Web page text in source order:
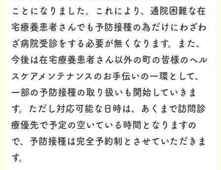
ことになりました。これにより、通院困難な在
宅療養患者さんでも予防接種の為だけにわざわ
ざ病院受診をする必要が無くなります。また、
今後は在宅療養患者さん以外の町の皆様のヘル
スケアメンテナンスのお手伝いの一環として、
一部の予防接種の取り扱いも開始していきま
す。ただし対応可能な日時は、あくまで訪問診
療優先で予定の空いている時間となりますの
で、予防接種は完全予約制とさせていただきま
す。